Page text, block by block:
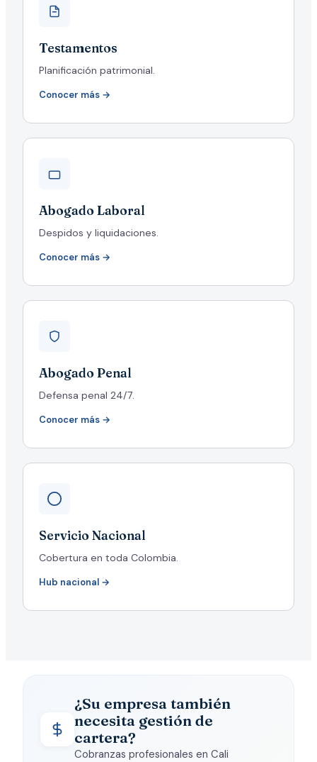
Testamentos
Planificación patrimonial.
Conocer más →
Abogado Laboral
Despidos y liquidaciones.
Conocer más →
Abogado Penal
Defensa penal 24/7.
Conocer más →
Servicio Nacional
Cobertura en toda Colombia.
Hub nacional →
¿Su empresa también
necesita gestión de
cartera?
Cobranzas profesionales en Cali